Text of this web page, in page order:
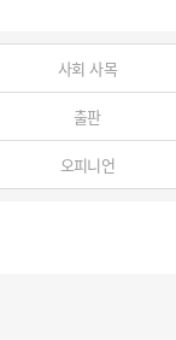
사회 사목
출판
오피니언